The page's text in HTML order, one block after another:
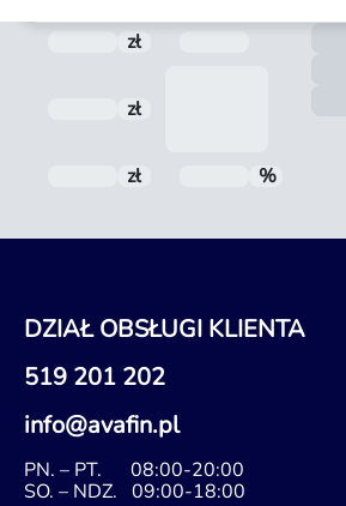
zł
zł
zł %
DZIAŁ OBSŁUGI KLIENTA
519 201 202
info@avafin.pl
PN. – PT. 08:00-20:00
SO. – NDZ. 09:00-18:00